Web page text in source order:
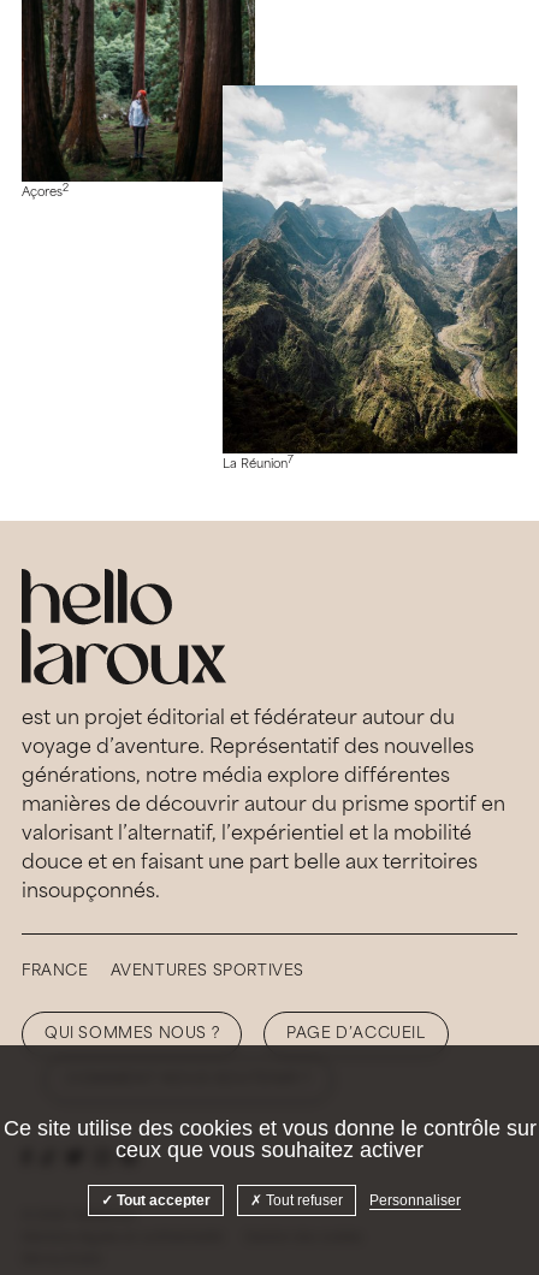
Açores2
La Réunion7
est un projet éditorial et fédérateur autour du
voyage d’aventure. Représentatif des nouvelles
générations, notre média explore différentes
manières de découvrir autour du prisme sportif en
valorisant l’alternatif, l’expérientiel et la mobilité
douce et en faisant une part belle aux territoires
insoupçonnés.
FRANCE AVENTURES SPORTIVES
QUI SOMMES NOUS ? PAGE D’ACCUEIL
© 2026 Hellolaroux
Ce site utilise des cookies et vous donne le contrôle sur
ceux que vous souhaitez activer
Tout accepter Tout refuser Personnaliser